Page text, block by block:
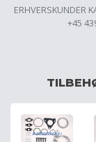
ERHVERSKUNDER
+45